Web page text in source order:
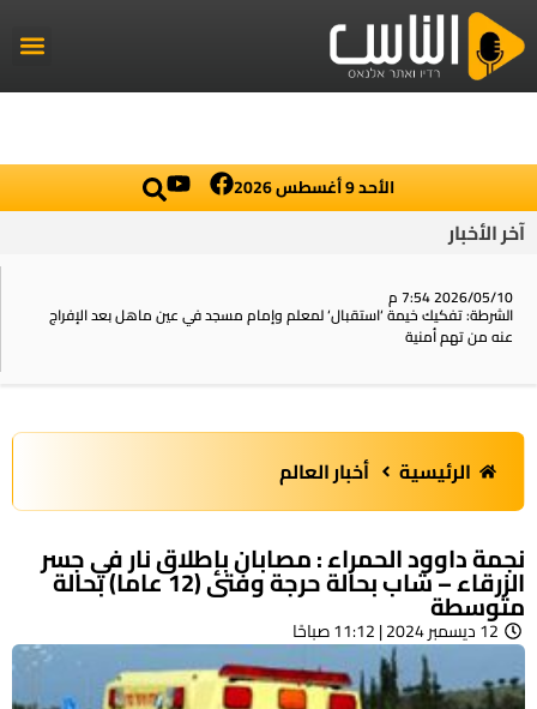
الأحد 9 أغسطس 2026
آخر الأخبار
2026/05/10 7:54 م
الشرطة: تفكيك خيمة ‘استقبال‘ لمعلم وإمام مسجد في عين ماهل بعد الإفراج
عنه من تهم أمنية
الرئيسية أخبار العالم
نجمة داوود الحمراء : مصابان بإطلاق نار في جسر
الزرقاء – شاب بحالة حرجة وفتى (12 عاما) بحالة
متوسطة
12 ديسمبر 2024 | 11:12 صباحًا